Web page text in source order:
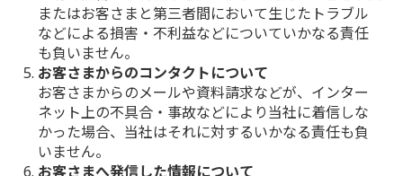
またはお客さまと第三者間において生じたトラブル
などによる損害・不利益などについていかなる責任
も負いません。
お客さまからのコンタクトについて
お客さまからのメールや資料請求などが、インター
ネット上の不具合・事故などにより当社に着信しな
かった場合、当社はそれに対するいかなる責任も負
いません。
お客さまへ発信した情報について